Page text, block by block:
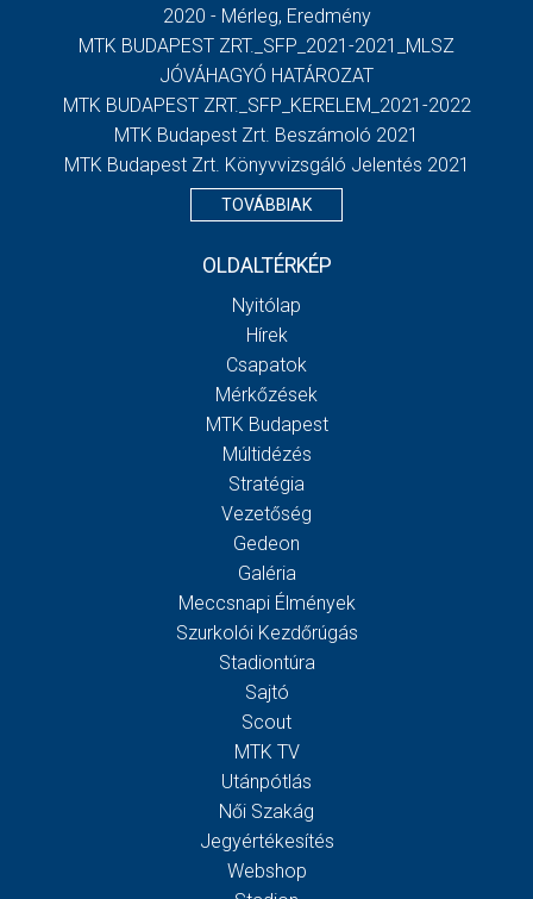
2020 - Mérleg, Eredmény
MTK BUDAPEST ZRT._SFP_2021-2021_MLSZ
JÓVÁHAGYÓ HATÁROZAT
MTK BUDAPEST ZRT._SFP_KERELEM_2021-2022
MTK Budapest Zrt. Beszámoló 2021
MTK Budapest Zrt. Könyvvizsgáló Jelentés 2021
TOVÁBBIAK
OLDALTÉRKÉP
Nyitólap
Hírek
Csapatok
Mérkőzések
MTK Budapest
Múltidézés
Stratégia
Vezetőség
Gedeon
Galéria
Meccsnapi Élmények
Szurkolói Kezdőrúgás
Stadiontúra
Sajtó
Scout
MTK TV
Utánpótlás
Női Szakág
Jegyértékesítés
Webshop